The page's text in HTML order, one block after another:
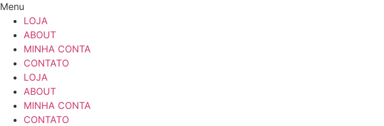
Menu
LOJA
ABOUT
MINHA CONTA
CONTATO
LOJA
ABOUT
MINHA CONTA
CONTATO